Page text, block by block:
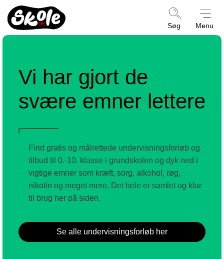
Kræftens
Bekæmpelse
Søg Menu
Vi har gjort de
svære emner lettere
Find gratis og målrettede undervisningsforløb og
tilbud til 0.-10. klasse i grundskolen og dyk ned i
vigtige emner som kræft, sorg, alkohol, røg,
nikotin og meget mere. Det hele er samlet og klar
til brug her på siden.
Se alle undervisningsforløb her